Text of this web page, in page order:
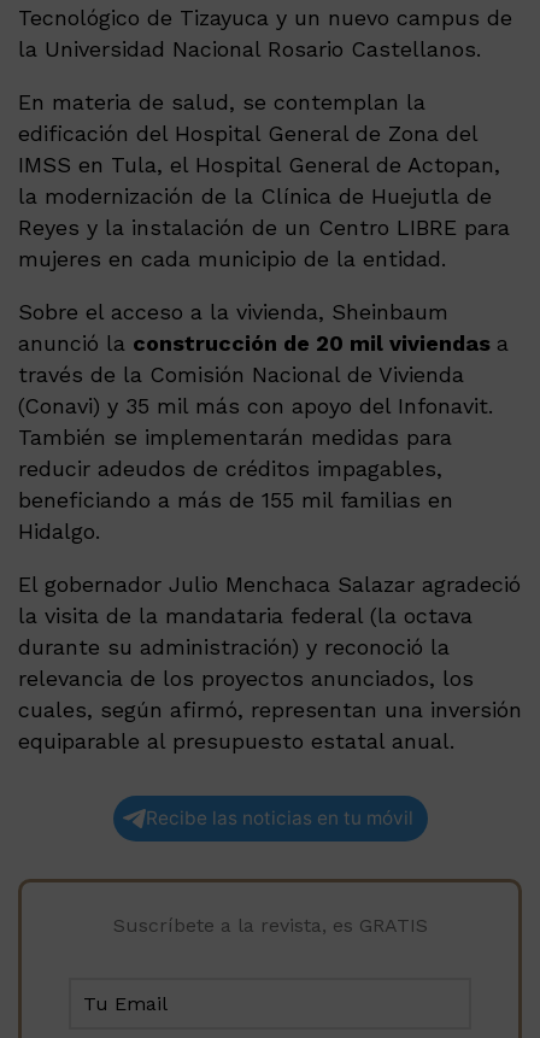
Tecnológico de Tizayuca y un nuevo campus de
la Universidad Nacional Rosario Castellanos.
En materia de salud, se contemplan la
edificación del Hospital General de Zona del
IMSS en Tula, el Hospital General de Actopan,
la modernización de la Clínica de Huejutla de
Reyes y la instalación de un Centro LIBRE para
mujeres en cada municipio de la entidad.
Sobre el acceso a la vivienda, Sheinbaum
anunció la construcción de 20 mil viviendas a
través de la Comisión Nacional de Vivienda
(Conavi) y 35 mil más con apoyo del Infonavit.
También se implementarán medidas para
reducir adeudos de créditos impagables,
beneficiando a más de 155 mil familias en
Hidalgo.
El gobernador Julio Menchaca Salazar agradeció
la visita de la mandataria federal (la octava
durante su administración) y reconoció la
relevancia de los proyectos anunciados, los
cuales, según afirmó, representan una inversión
equiparable al presupuesto estatal anual.
Recibe las noticias en tu móvil
Suscríbete a la revista, es GRATIS